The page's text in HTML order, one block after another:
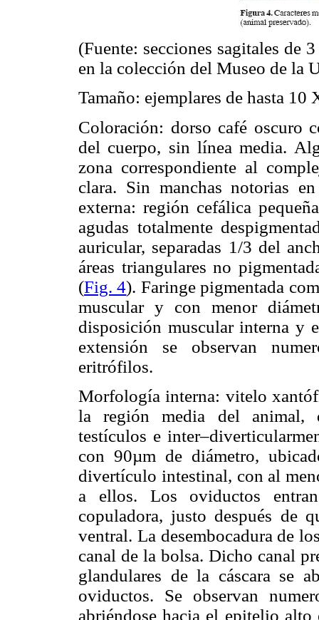
(Fuente: secciones sagitales de
en la colección del Museo de la
Tamaño: ejemplares de hasta 10
Coloración: dorso café oscuro
del cuerpo, sin línea media.
zona correspondiente al
clara. Sin manchas notorias
externa: región cefálica
agudas totalmente
auricular, separadas 1/3 del
áreas triangulares no
(Fig. 4). Faringe pigmentada
muscular y con menor
disposición muscular interna y
extensión se observan
eritrófilos.
Morfología interna: vitelo
la región media del animal,
testículos e
con 90µm de diámetro,
divertículo intestinal, con al
a ellos. Los oviductos
copuladora, justo después de
ventral. La desembocadura de
canal de la bolsa. Dicho canal
glandulares de la cáscara se
oviductos. Se observan
abriéndose hacia el epitelio